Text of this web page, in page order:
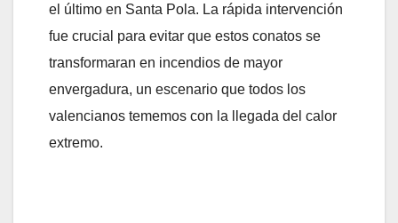
el último en Santa Pola. La rápida intervención
fue crucial para evitar que estos conatos se
transformaran en incendios de mayor
envergadura, un escenario que todos los
valencianos tememos con la llegada del calor
extremo.